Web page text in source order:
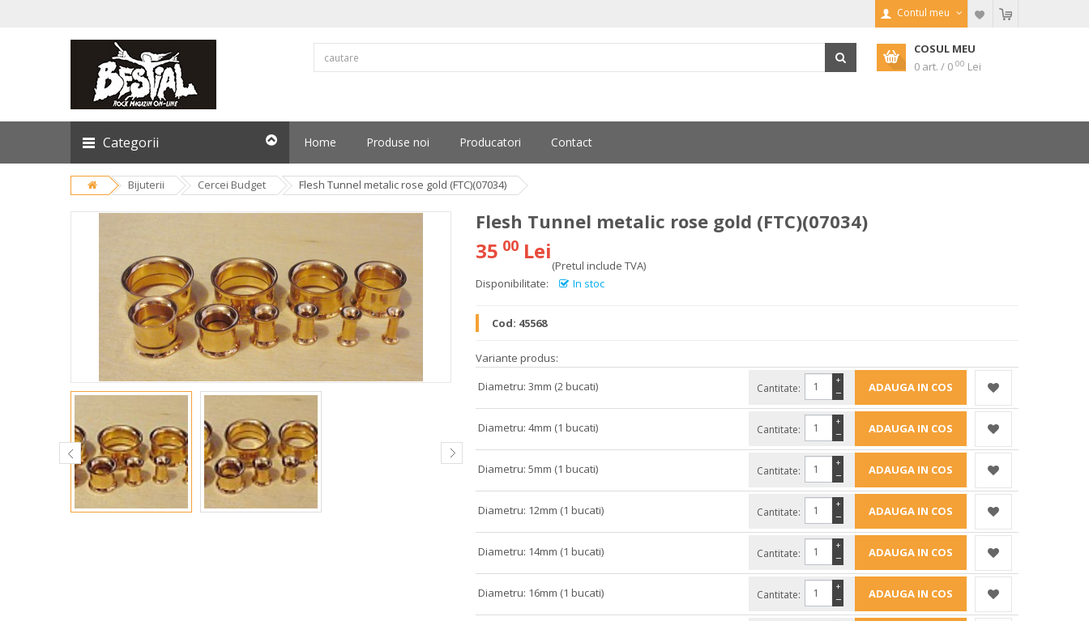
Contul meu
COSUL MEU
0 art. / 0 00 Lei
Categorii Home Produse noi Producatori Contact
Bijuterii Cercei Budget Flesh Tunnel metalic rose gold (FTC)(07034)
Flesh Tunnel metalic rose gold (FTC)(07034)
35 00 Lei
(Pretul include TVA)
Disponibilitate:
In stoc
Cod: 45568
Variante produs:
Diametru: 3mm (2 bucati)
Cantitate: −
+
Diametru: 4mm (1 bucati) Cantitate: −
+
Diametru: 5mm (1 bucati) Cantitate: −
+
Diametru: 12mm (1 bucati) Cantitate: −
+
Diametru: 14mm (1 bucati) Cantitate: −
+
Diametru: 16mm (1 bucati) Cantitate: −
+